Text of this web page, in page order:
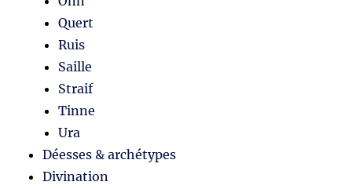
Quert
Ruis
Saille
Straif
Tinne
Ura
Déesses & archétypes
Divination